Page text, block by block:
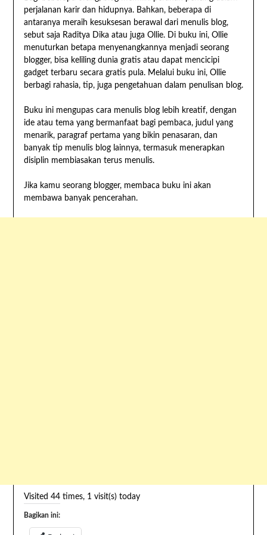
perjalanan karir dan hidupnya. Bahkan, beberapa di
antaranya meraih kesuksesan berawal dari menulis blog,
sebut saja Raditya Dika atau juga Ollie. Di buku ini, Ollie
menuturkan betapa menyenangkannya menjadi seorang
blogger, bisa keliling dunia gratis atau dapat mencicipi
gadget terbaru secara gratis pula. Melalui buku ini, Ollie
berbagi rahasia, tip, juga pengetahuan dalam penulisan blog.
Buku ini mengupas cara menulis blog lebih kreatif, dengan
ide atau tema yang bermanfaat bagi pembaca, judul yang
menarik, paragraf pertama yang bikin penasaran, dan
banyak tip menulis blog lainnya, termasuk menerapkan
disiplin membiasakan terus menulis.
Jika kamu seorang blogger, membaca buku ini akan
membawa banyak pencerahan.
Visited 44 times, 1 visit(s) today
Bagikan ini: